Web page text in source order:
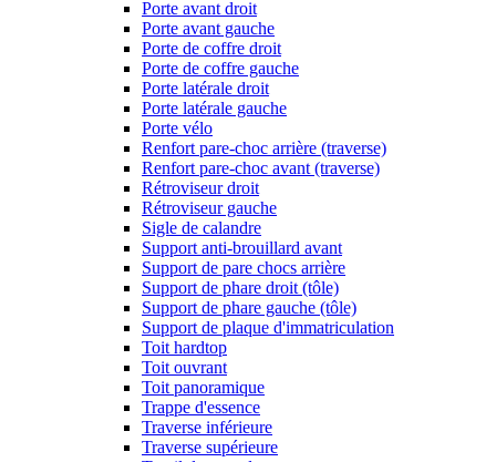
Porte avant droit
Porte avant gauche
Porte de coffre droit
Porte de coffre gauche
Porte latérale droit
Porte latérale gauche
Porte vélo
Renfort pare-choc arrière (traverse)
Renfort pare-choc avant (traverse)
Rétroviseur droit
Rétroviseur gauche
Sigle de calandre
Support anti-brouillard avant
Support de pare chocs arrière
Support de phare droit (tôle)
Support de phare gauche (tôle)
Support de plaque d'immatriculation
Toit hardtop
Toit ouvrant
Toit panoramique
Trappe d'essence
Traverse inférieure
Traverse supérieure